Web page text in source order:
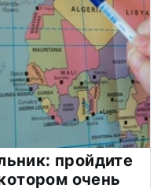
пройдите
очень